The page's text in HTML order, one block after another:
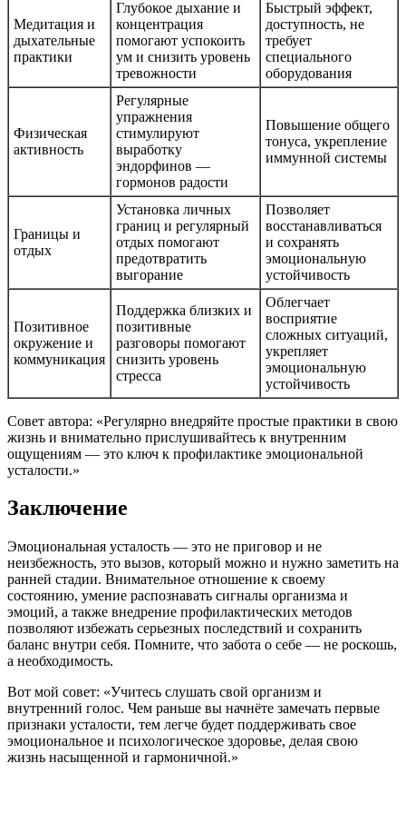
Медитация и
дыхательные
практики
Глубокое дыхание и
концентрация
помогают успокоить
ум и снизить уровень
тревожности
Быстрый эффект,
доступность, не
требует
специального
оборудования
Физическая
активность
Регулярные
упражнения
стимулируют
выработку
эндорфинов —
гормонов радости
Повышение общего
тонуса, укрепление
иммунной системы
Границы и
отдых
Установка личных
границ и регулярный
отдых помогают
предотвратить
выгорание
Позволяет
восстанавливаться
и сохранять
эмоциональную
устойчивость
Позитивное
окружение и
коммуникация
Поддержка близких и
позитивные
разговоры помогают
снизить уровень
стресса
Облегчает
восприятие
сложных ситуаций,
укрепляет
эмоциональную
устойчивость
Совет автора: «Регулярно внедряйте простые практики в свою
жизнь и внимательно прислушивайтесь к внутренним
ощущениям — это ключ к профилактике эмоциональной
усталости.»
Заключение
Эмоциональная усталость — это не приговор и не
неизбежность, это вызов, который можно и нужно заметить на
ранней стадии. Внимательное отношение к своему
состоянию, умение распознавать сигналы организма и
эмоций, а также внедрение профилактических методов
позволяют избежать серьезных последствий и сохранить
баланс внутри себя. Помните, что забота о себе — не роскошь,
а необходимость.
Вот мой совет: «Учитесь слушать свой организм и
внутренний голос. Чем раньше вы начнёте замечать первые
признаки усталости, тем легче будет поддерживать свое
эмоциональное и психологическое здоровье, делая свою
жизнь насыщенной и гармоничной.»